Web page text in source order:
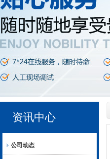
资讯中心
公司动态